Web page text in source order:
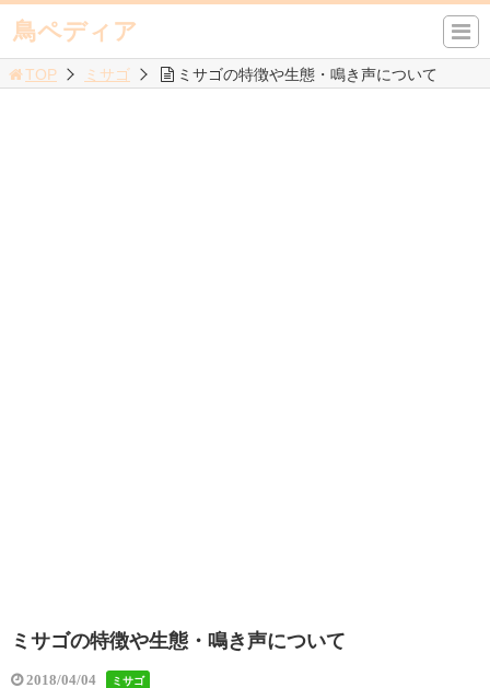
鳥ペディア
TOP ミサゴ ミサゴの特徴や生態・鳴き声について
ミサゴの特徴や生態・鳴き声について
2018/04/04 ミサゴ